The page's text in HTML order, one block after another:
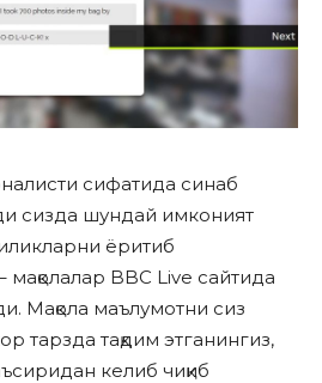
сифатида синаб
сизда шундай имконият
ёритиб
BBC Live сайтида
Мақола маълумотни сиз
тарзда тақдим этганингиз,
келиб чиқиб